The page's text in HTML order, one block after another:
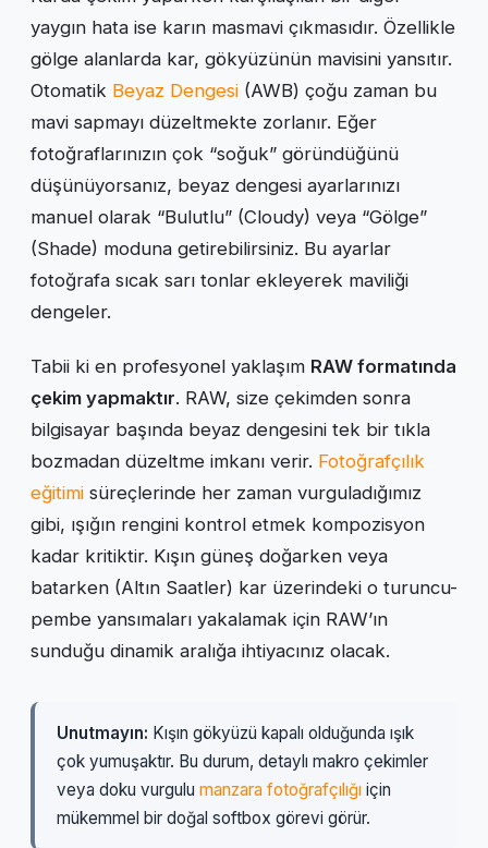
yaygın hata ise karın masmavi çıkmasıdır. Özellikle
gölge alanlarda kar, gökyüzünün mavisini yansıtır.
Otomatik Beyaz Dengesi (AWB) çoğu zaman bu
mavi sapmayı düzeltmekte zorlanır. Eğer
fotoğraflarınızın çok “soğuk” göründüğünü
düşünüyorsanız, beyaz dengesi ayarlarınızı
manuel olarak “Bulutlu” (Cloudy) veya “Gölge”
(Shade) moduna getirebilirsiniz. Bu ayarlar
fotoğrafa sıcak sarı tonlar ekleyerek maviliği
dengeler.
Tabii ki en profesyonel yaklaşım RAW formatında
çekim yapmaktır. RAW, size çekimden sonra
bilgisayar başında beyaz dengesini tek bir tıkla
bozmadan düzeltme imkanı verir. Fotoğrafçılık
eğitimi süreçlerinde her zaman vurguladığımız
gibi, ışığın rengini kontrol etmek kompozisyon
kadar kritiktir. Kışın güneş doğarken veya
batarken (Altın Saatler) kar üzerindeki o turuncu-
pembe yansımaları yakalamak için RAW’ın
sunduğu dinamik aralığa ihtiyacınız olacak.
Unutmayın: Kışın gökyüzü kapalı olduğunda ışık
çok yumuşaktır. Bu durum, detaylı makro çekimler
veya doku vurgulu manzara fotoğrafçılığı için
mükemmel bir doğal softbox görevi görür.